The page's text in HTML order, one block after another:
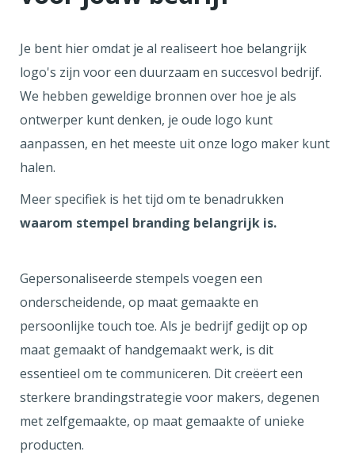
Je bent hier omdat je al realiseert hoe belangrijk
logo's zijn voor een duurzaam en succesvol bedrijf.
We hebben geweldige bronnen over hoe je als
ontwerper kunt denken, je oude logo kunt
aanpassen, en het meeste uit onze logo maker kunt
halen.
Meer specifiek is het tijd om te benadrukken
waarom stempel branding belangrijk is.
Gepersonaliseerde stempels voegen een
onderscheidende, op maat gemaakte en
persoonlijke touch toe. Als je bedrijf gedijt op op
maat gemaakt of handgemaakt werk, is dit
essentieel om te communiceren. Dit creëert een
sterkere brandingstrategie voor makers, degenen
met zelfgemaakte, op maat gemaakte of unieke
producten.